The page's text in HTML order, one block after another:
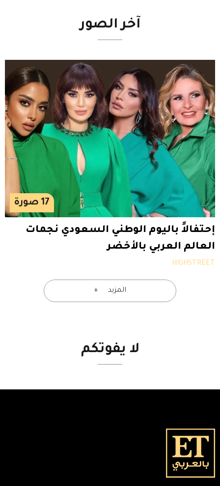
آخر الصور
17 صورة
إحتفالاً باليوم الوطني السعودي نجمات
العالم العربي بالأخضر
HIGHSTREET
المزيد
لا يفوتكم